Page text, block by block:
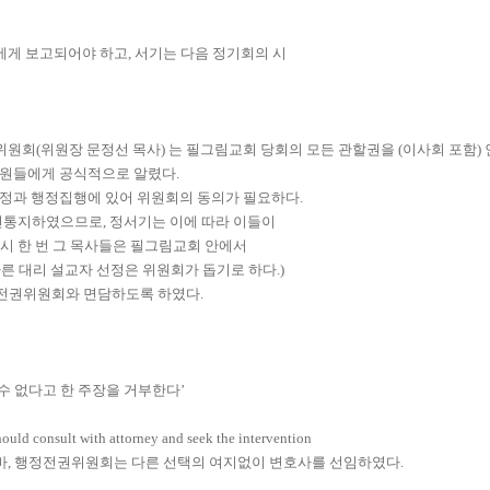
게 보 고되어 야 하고 서기는 다음 정기회의 시
원회(위원장 문정선 목사) 는 필그림교회 당회의 모든 관할권을 (이사회 포함)
들에게 공식적으로 알렸다
과 행정집행에 있어 위원회의 동의가 필요하다
지하였으므로 정서기는 이에 따라 이들이
한 번 그 목사들은 필그림교회 안에서
대리 설교자 선정은 위원회가 돕기로 하다 .)
권위원회와 면담하도록 하였다
없다고 한 주장을 거부한다’
consult with attorney and seek the intervention
행정전권위원회는 다른 선택의 여지없이 변호사를 선임하였다